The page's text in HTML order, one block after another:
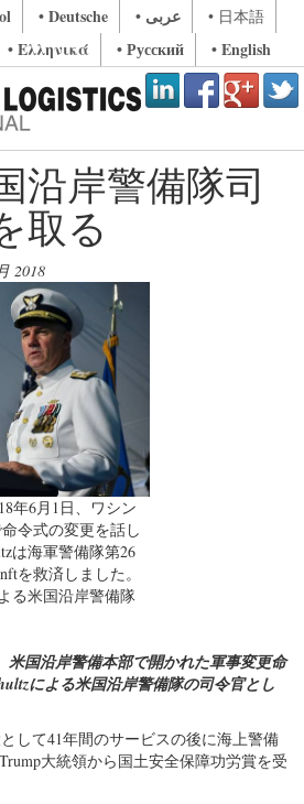
• Deutsche • عربى • 日本語
• Ελληνικά • Русский • English
沿岸警備隊司
取る
2018
年6月1日、ワシン
令式の変更を話し
は海軍警備隊第26
を救済しました。
る米国沿岸警備隊
米国沿岸警備本部で開かれた軍事変更命
による米国沿岸警備隊の司令官とし
して41年間のサービスの後に海上警備
大統領から国土安全保障功労賞を受